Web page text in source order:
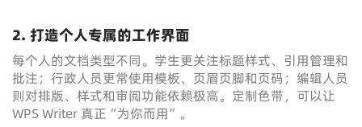
2. 打造个人专属的工作界面
每个人的文档类型不同。学生更关注标题样式、引用管理和
批注；行政人员更常使用模板、页眉页脚和页码；编辑人员
则对排版、样式和审阅功能依赖极高。定制色带，可以让
WPS Writer 真正“为你而用”。